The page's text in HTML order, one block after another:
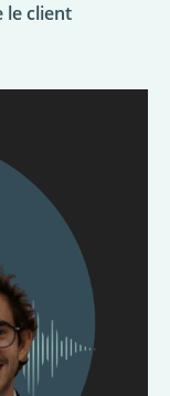
le client